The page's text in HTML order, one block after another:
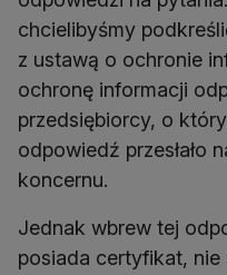
chcielibyśmy
z ustawą o ochronie
ochronę informacji
przedsiębiorcy, o
odpowiedź przesłało
koncernu.
Jednak wbrew tej
posiada certyfikat,